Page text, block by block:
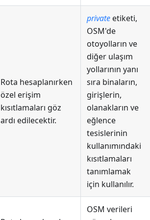
Rota hesaplanırken
özel erişim
kısıtlamaları göz
ardı edilecektir.
privateetiketi,
OSM'de
otoyolların ve
diğer ulaşım
yollarının yanı
sıra binaların,
girişlerin,
olanakların ve
eğlence
tesislerinin
kullanımındaki
kısıtlamaları
tanımlamak
için kullanılır.
OSM verileri